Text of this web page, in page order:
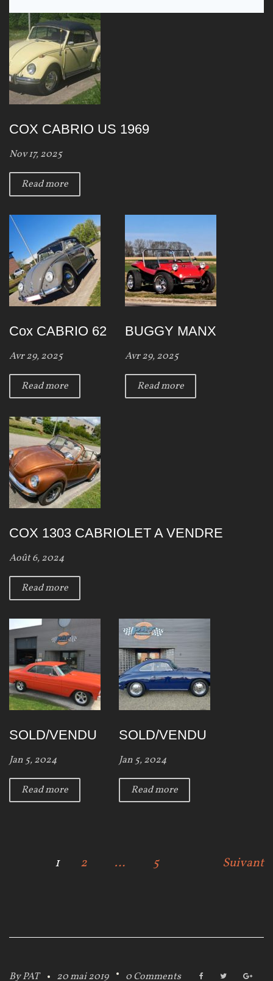
c
h
i
v
e
s
COX CABRIO US 1969
Nov 17, 2025
Read more
Cox CABRIO 62
Avr 29, 2025
Read more
BUGGY MANX
Avr 29, 2025
Read more
COX 1303 CABRIOLET A VENDRE
Août 6, 2024
Read more
SOLD/VENDU
Jan 5, 2024
Read more
SOLD/VENDU
Jan 5, 2024
Read more
i
g
1 2 … 5 Suivant
ByPAT 20 mai 2019 0 Comments
G